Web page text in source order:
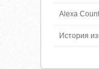
Alexa
История